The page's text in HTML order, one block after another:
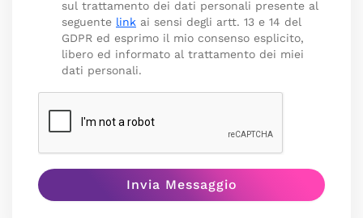
sul trattamento dei dati personali presente al
seguente link ai sensi degli artt. 13 e 14 del
GDPR ed esprimo il mio consenso esplicito,
libero ed informato al trattamento dei miei
dati personali.